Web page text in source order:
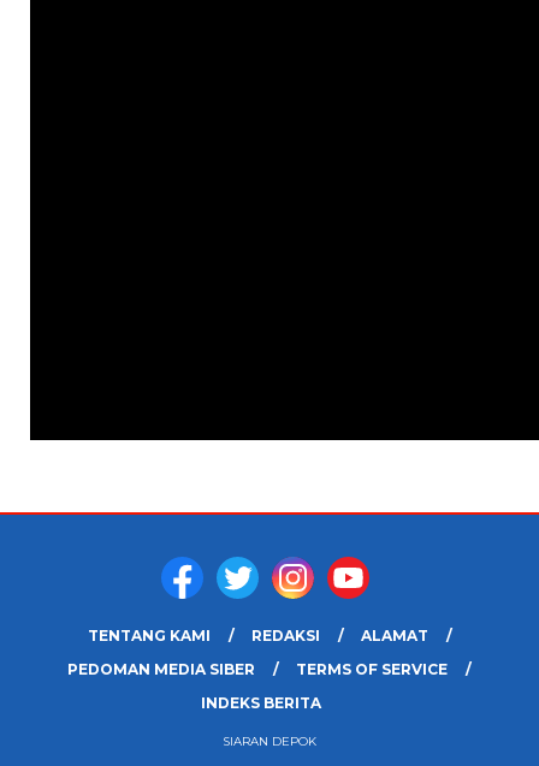
TENTANG KAMI REDAKSI
ALAMAT
PEDOMAN MEDIA SIBER
TERMS OF SERVICE
INDEKS BERITA
SIARAN DEPOK